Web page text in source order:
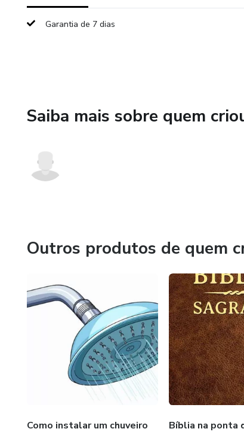
Garantia de 7 dias
Saiba mais sobre quem
Outros produtos de quem
Como instalar um chuveiro Bíblia na ponta